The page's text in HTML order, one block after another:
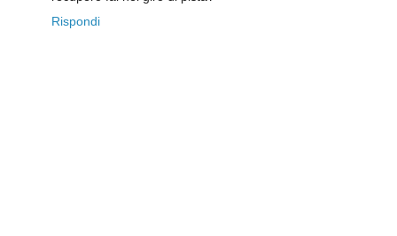
Rispondi